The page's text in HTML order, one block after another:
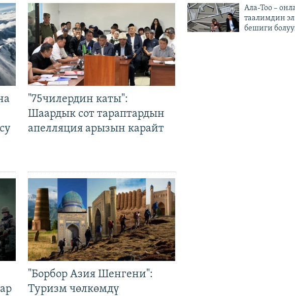
"75чилердин каты":
Шаардык сот тараптардын
апелляция арызын карайт
"Борбор Азия Шенгени":
Туризм чөлкөмдү
Ала-Тоо –
таалимдин
бешиги